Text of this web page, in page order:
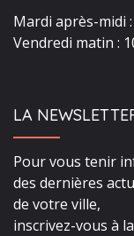
Mardi après-midi
Vendredi matin :
LA
Pour vous tenir
des dernières
de votre ville,
inscrivez-vous à